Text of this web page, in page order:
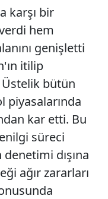
karşı bir
hem
genişletti
itilip
Üstelik bütün
piyasalarında
kar etti. Bu
süreci
dışına
ağır zararları